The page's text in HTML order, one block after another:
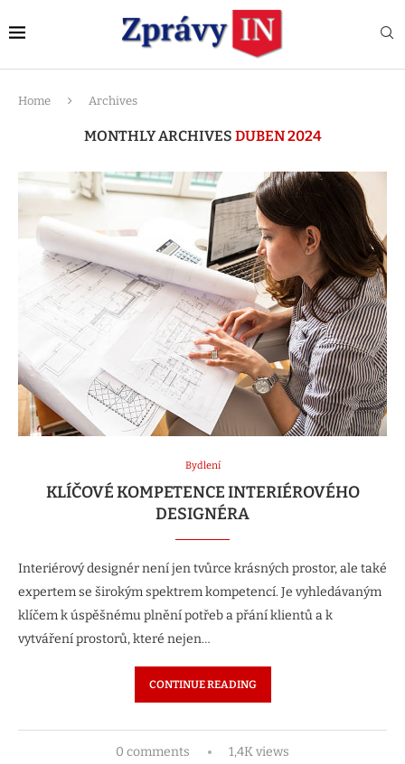
Home Archives
MONTHLY ARCHIVES DUBEN 2024
Bydlení
KLÍČOVÉ KOMPETENCE INTERIÉROVÉHO
DESIGNÉRA
Interiérový designér není jen tvůrce krásných prostor, ale také
expertem se širokým spektrem kompetencí. Je vyhledávaným
klíčem k úspěšnému plnění potřeb a přání klientů a k
vytváření prostorů, které nejen…
CONTINUE READING
0 comments 1,4K views